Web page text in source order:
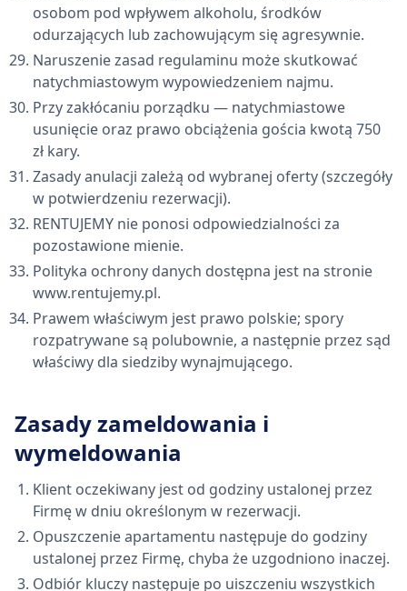
osobom pod wpływem alkoholu, środków
odurzających lub zachowującym się agresywnie.
Naruszenie zasad regulaminu może skutkować
natychmiastowym wypowiedzeniem najmu.
Przy zakłócaniu porządku — natychmiastowe
usunięcie oraz prawo obciążenia gościa kwotą 750
zł kary.
Zasady anulacji zależą od wybranej oferty (szczegóły
w potwierdzeniu rezerwacji).
RENTUJEMY nie ponosi odpowiedzialności za
pozostawione mienie.
Polityka ochrony danych dostępna jest na stronie
www.rentujemy.pl.
Prawem właściwym jest prawo polskie; spory
rozpatrywane są polubownie, a następnie przez sąd
właściwy dla siedziby wynajmującego.
Zasady zameldowania i
wymeldowania
Klient oczekiwany jest od godziny ustalonej przez
Firmę w dniu określonym w rezerwacji.
Opuszczenie apartamentu następuje do godziny
ustalonej przez Firmę, chyba że uzgodniono inaczej.
Odbiór kluczy następuje po uiszczeniu wszystkich